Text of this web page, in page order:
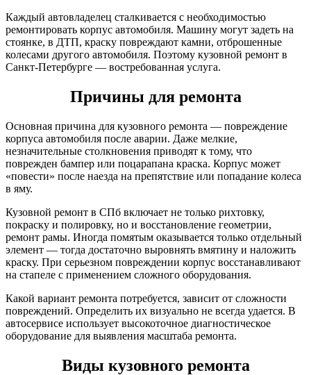
Каждый автовладелец сталкивается с необходимостью
ремонтировать корпус автомобиля. Машину могут задеть на
стоянке, в ДТП, краску повреждают камни, отброшенные
колесами другого автомобиля. Поэтому кузовной ремонт в
Санкт-Петербурге — востребованная услуга.
Причины для ремонта
Основная причина для кузовного ремонта — повреждение
корпуса автомобиля после аварии. Даже мелкие,
незначительные столкновения приводят к тому, что
поврежден бампер или поцарапана краска. Корпус может
«повести» после наезда на препятствие или попадание колеса
в яму.
Кузовной ремонт в СПб включает не только рихтовку,
покраску и полировку, но и восстановление геометрии,
ремонт рамы. Иногда помятым оказывается только отдельный
элемент — тогда достаточно выровнять вмятину и наложить
краску. При серьезном повреждении корпус восстанавливают
на стапеле с применением сложного оборудования.
Какой вариант ремонта потребуется, зависит от сложности
повреждений. Определить их визуально не всегда удается. В
автосервисе использует высокоточное диагностическое
оборудование для выявления масштаба ремонта.
Виды кузовного ремонта